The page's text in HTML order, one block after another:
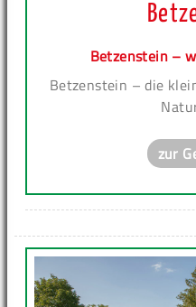
Betzenstein –
Betzenstein – die
zur